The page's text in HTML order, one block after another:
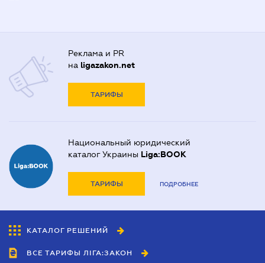
Реклама и PR
на ligazakon.net
ТАРИФЫ
Национальный юридический
каталог Украины Liga:BOOK
ТАРИФЫ ПОДРОБНЕЕ
КАТАЛОГ РЕШЕНИЙ
ВСЕ ТАРИФЫ ЛІГА:ЗАКОН